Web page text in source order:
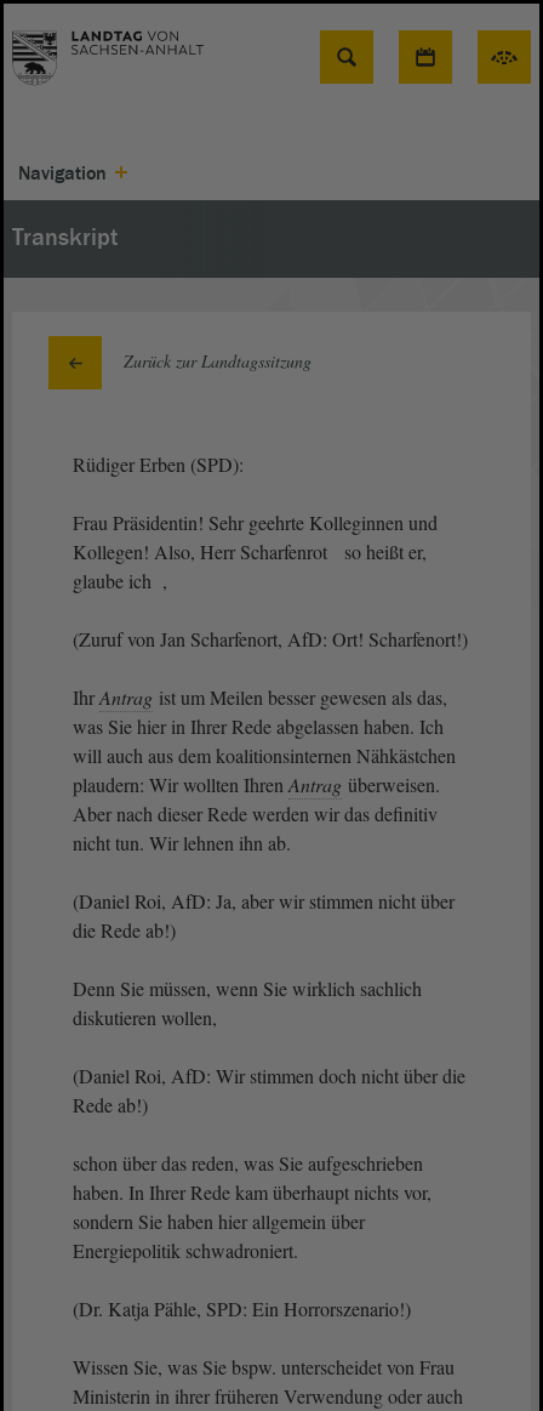
Suche
Navigation
Transkript
Zurück zur Landtagssitzung
Rüdiger Erben (SPD):
Frau Präsidentin! Sehr geehrte Kolleginnen und
Kollegen! Also, Herr Scharfenrot so heißt er,
glaube ich ,
(Zuruf von Jan Scharfenort, AfD: Ort! Scharfenort!)
IhrAntrag ist um Meilen besser gewesen als das,
was Sie hier in Ihrer Rede abgelassen haben. Ich
will auch aus dem koalitionsinternen Nähkästchen
plaudern: Wir wollten Ihren Antrag überweisen.
Aber nach dieser Rede werden wir das definitiv
nicht tun. Wir lehnen ihn ab.
(Daniel Roi, AfD: Ja, aber wir stimmen nicht über
die Rede ab!)
Denn Sie müssen, wenn Sie wirklich sachlich
diskutieren wollen,
(Daniel Roi, AfD: Wir stimmen doch nicht über die
Rede ab!)
schon über das reden, was Sie aufgeschrieben
haben. In Ihrer Rede kam überhaupt nichts vor,
sondern Sie haben hier allgemein über
Energiepolitik schwadroniert.
(Dr. Katja Pähle, SPD: Ein Horrorszenario!)
Wissen Sie, was Sie bspw. unterscheidet von Frau
Ministerin in ihrer früheren Verwendung oder auch